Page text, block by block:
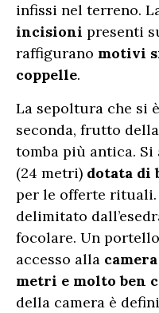
infissi nel terreno.
incisioni presenti
raffigurano motivi
coppelle.
La sepoltura che si
seconda, frutto
tomba più antica. Si
(24 metri) dotata di
per le offerte
delimitato
focolare. Un
accesso alla
metri e molto ben
della camera è